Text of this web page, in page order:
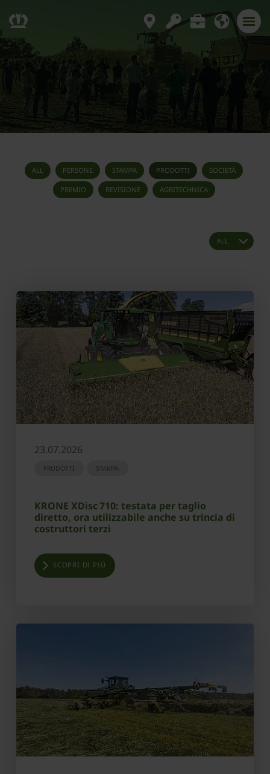
ALL PERSONE STAMPA PRODOTTI SOCIETÀ
PREMIO REVISIONE AGRITECHNICA
23.07.2026
PRODOTTI STAMPA
KRONE XDisc 710: testata per taglio
diretto, ora utilizzabile anche su trincia di
costruttori terzi
SCOPRI DI PIÙ